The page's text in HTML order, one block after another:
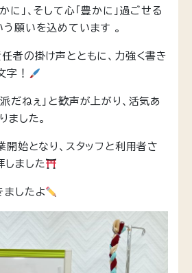
に」、そして心「豊かに」過ごせる
願いを込めています 。
者の掛け声とともに、力強く書き
字！
だねぇ」と歓声が上がり、活気あ
ました。
始となり、スタッフと利用者さ
しました
ましたよ